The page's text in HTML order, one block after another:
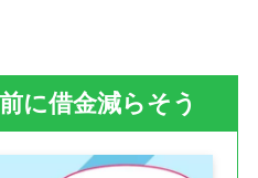
に借金減らそう